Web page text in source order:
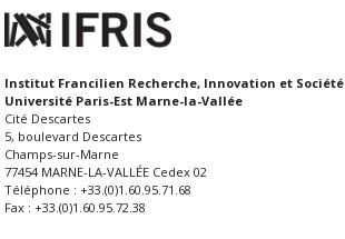
Institut Francilien Recherche, Innovation et Société
Université Paris-Est Marne-la-Vallée
Cité Descartes
5, boulevard Descartes
Champs-sur-Marne
77454 MARNE-LA-VALLÉE Cedex 02
Téléphone : +33.(0)1.60.95.71.68
Fax : +33.(0)1.60.95.72.38